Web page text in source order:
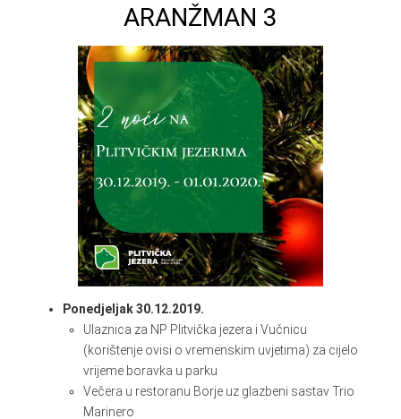
ARANŽMAN 3
Ponedjeljak 30.12.2019.
Ulaznica za NP Plitvička jezera i Vučnicu
(korištenje ovisi o vremenskim uvjetima) za cijelo
vrijeme boravka u parku
Večera u restoranu Borje uz glazbeni sastav Trio
Marinero